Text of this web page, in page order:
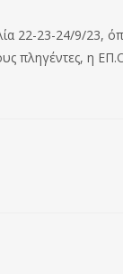
22-23-24/9/23,
πληγέντες, η